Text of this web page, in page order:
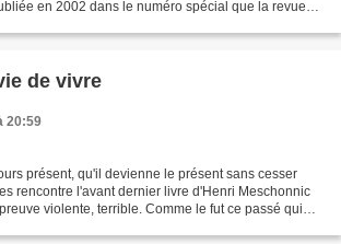
en 2002 dans le numéro spécial que la revue
de vivre
20:59
présent, qu'il devienne le présent sans cesser
rencontre l'avant dernier livre d'Henri Meschonnic
violente, terrible. Comme le fut ce passé qui